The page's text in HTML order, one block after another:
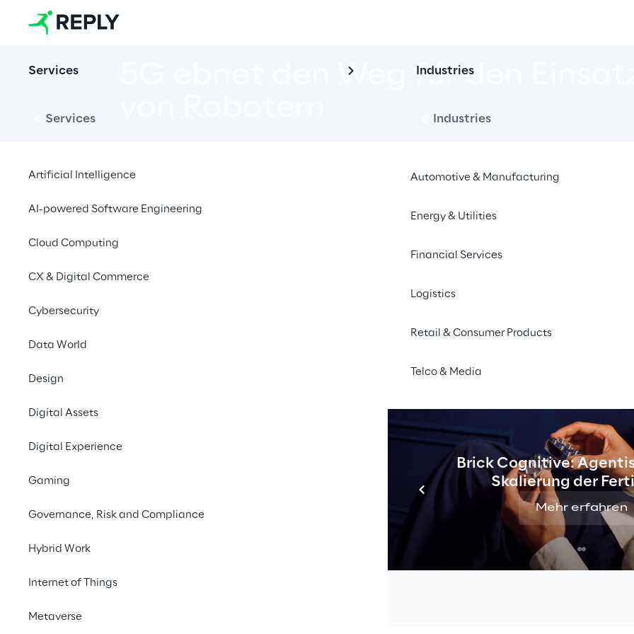
Services
Services
Artificial Intelligence
AI-powered Software Engineering
Cloud Computing
CX & Digital Commerce
Cybersecurity
Data World
Design
Digital Assets
Digital Experience
Gaming
Governance, Risk and Compliance
Hybrid Work
Internet of Things
Metaverse
Industries
Industries
Automotive & Manufacturing
Energy & Utilities
Financial Services
Logistics
Retail & Consumer Products
Telco & Media
Brick Cognitive:
Skalierung der
Mehr erfahren
5G ebnet den Weg für den Einsatz
Reply bietet umfassende Unterstützung im Bereich der
Revolution wird mit 5G realisierbar,
für die Cloud-Robotik vollständig
gesteuerte Roboter werden
ein neues „Roboter-Ökosystem“ mit
Luftfahrzeug-(UAV-)Flotten
Reply arbeitet intensiv daran, die
eines erfolgreichen Ansatzes für die
unterstützt die Strategien der
verschiedenen Anwendungsfällen,